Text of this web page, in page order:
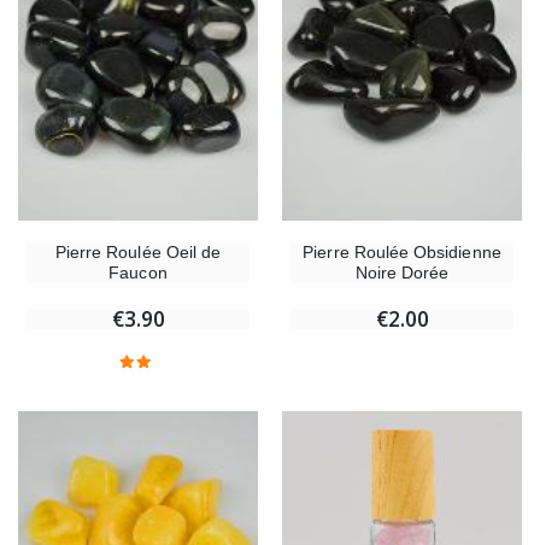
Pierre Roulée Oeil de
Faucon
€3.90
Pierre Roulée Obsidienne
Noire Dorée
€2.00